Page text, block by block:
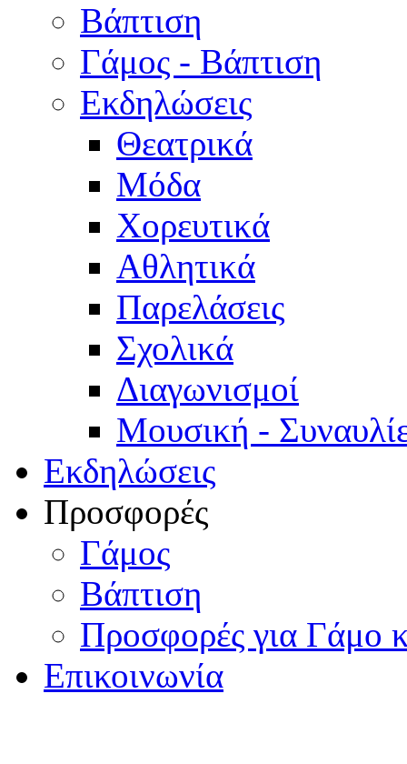
Βάπτιση
Γάμος - Βάπτιση
Εκδηλώσεις
Θεατρικά
Μόδα
Χορευτικά
Αθλητικά
Παρελάσεις
Σχολικά
Διαγωνισμοί
Μουσική -
Εκδηλώσεις
Προσφορές
Γάμος
Βάπτιση
Προσφορές για Γάμο
Επικοινωνία